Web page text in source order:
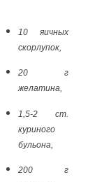
10 яичных
скорлупок,
20 г
желатина,
1,5-2 ст.
куриного
бульона,
200 г